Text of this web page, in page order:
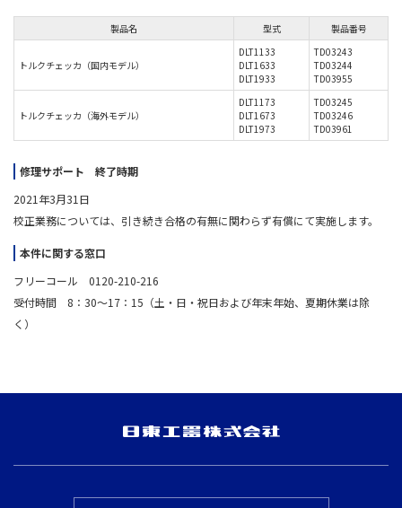
製品名 型式 製品番号
トルクチェッカ（国内モデル）
DLT1133
DLT1633
DLT1933
TD03243
TD03244
TD03955
トルクチェッカ（海外モデル）
DLT1173
DLT1673
DLT1973
TD03245
TD03246
TD03961
修理サポート 終了時期
2021年3月31日
校正業務については、引き続き合格の有無に関わらず有償にて実施します。
本件に関する窓口
フリーコール 0120-210-216
受付時間 8：30～17：15（土・日・祝日および年末年始、夏期休業は除
く）